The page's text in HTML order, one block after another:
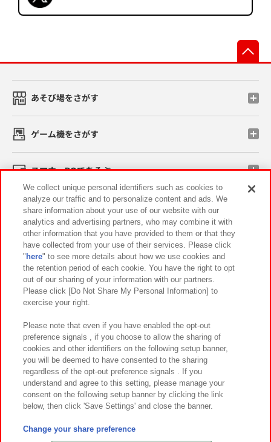
あそび場をさがす
ゲーム機をさがす
スマホ・PCであそぶ
イベント・キャンペーン
関連会社 サステナビリティ サイトポリシー
プライバシーポリシー ウェブアクセシビリティ方針と検証結果
お取引先さまとともに
カスタマーハラスメント対応方針 よくあるご質問・お問い合わせ
©Bandai Namco Amusement Inc.
©Bandai Namco Amusement Lab Inc.
We collect unique personal identifiers such as cookies to
analyze our traffic and to personalize content and ads. We
share information about your use of our website with our
analytics and advertising partners, who may combine it with
other information that you have provided to them or that they
have collected from your use of their services. Please click
" here" to see more details about how we use cookies and
the retention period of each cookie. You have the right to opt
out of our sharing of your information with our partners.
Please click [Do Not Share My Personal Information] to
exercise your right.
Please note that even if you have enabled the opt-out
preference signals , if you choose to allow the sharing of
cookies and other identifiers on the following setup banner,
you will be deemed to have consented to the sharing
regardless of the opt-out preference signals . If you
understand and agree to this setting, please manage your
consent on the following setup banner by clicking the link
below, then click 'Save Settings' and close the banner.
Change your share preference